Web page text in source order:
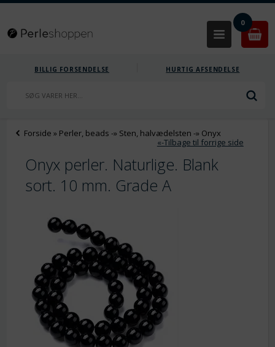
0
BILLIG FORSENDELSE HURTIG AFSENDELSE
Forside » Perler, beads -» Sten, halvædelsten -» Onyx
«-Tilbage til forrige side
Onyx perler. Naturlige. Blank
sort. 10 mm. Grade A